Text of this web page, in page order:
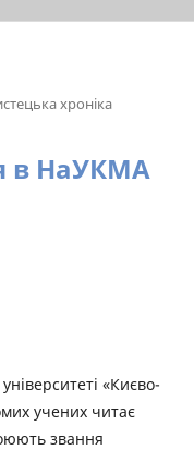
хроніка
в НаУКМА
«Києво-
учених читає
звання